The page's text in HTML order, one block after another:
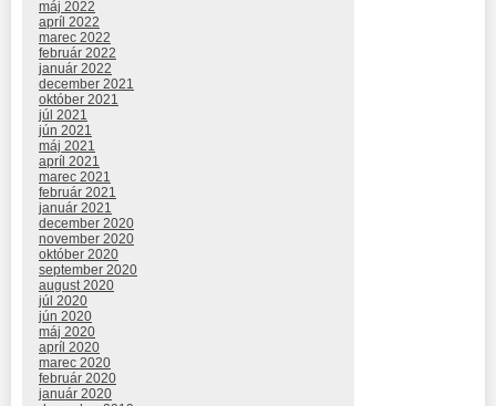
máj 2022
apríl 2022
marec 2022
február 2022
január 2022
december 2021
október 2021
júl 2021
jún 2021
máj 2021
apríl 2021
marec 2021
február 2021
január 2021
december 2020
november 2020
október 2020
september 2020
august 2020
júl 2020
jún 2020
máj 2020
apríl 2020
marec 2020
február 2020
január 2020